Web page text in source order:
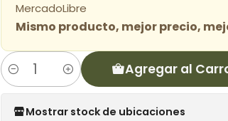
MercadoLibre
Mismo producto, mejor precio,
Cantidad Agregar al
Mostrar stock de ubicaciones